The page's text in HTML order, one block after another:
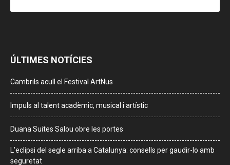
ÚLTIMES NOTÍCIES
Cambrils acull el Festival ArtNus
Impuls al talent acadèmic, musical i artístic
Duana Suites Salou obre les portes
L’eclipsi del segle arriba a Catalunya: consells per gaudir-lo amb
seguretat